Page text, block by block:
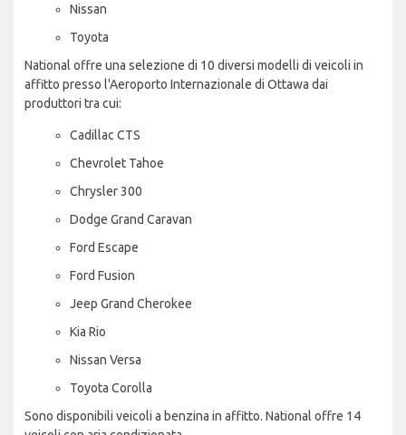
Nissan
Toyota
National offre una selezione di 10 diversi modelli di veicoli in
affitto presso l'Aeroporto Internazionale di Ottawa dai
produttori tra cui:
Cadillac CTS
Chevrolet Tahoe
Chrysler 300
Dodge Grand Caravan
Ford Escape
Ford Fusion
Jeep Grand Cherokee
Kia Rio
Nissan Versa
Toyota Corolla
Sono disponibili veicoli a benzina in affitto. National offre 14